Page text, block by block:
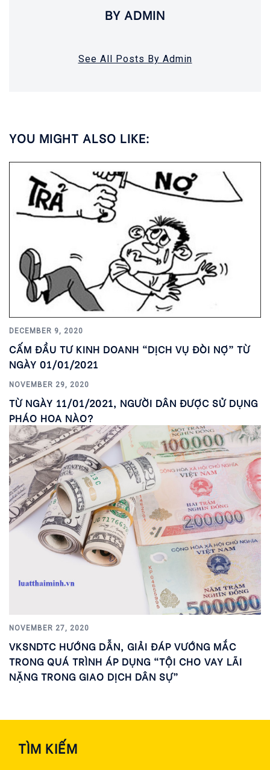
BY ADMIN
See All Posts By Admin
YOU MIGHT ALSO LIKE:
DECEMBER 9, 2020
CẤM ĐẦU TƯ KINH DOANH “DỊCH VỤ ĐÒI NỢ” TỪ
NGÀY 01/01/2021
NOVEMBER 29, 2020
TỪ NGÀY 11/01/2021, NGƯỜI DÂN ĐƯỢC SỬ DỤNG
PHÁO HOA NÀO?
NOVEMBER 27, 2020
VKSNDTC HƯỚNG DẪN, GIẢI ĐÁP VƯỚNG MẮC
TRONG QUÁ TRÌNH ÁP DỤNG “TỘI CHO VAY LÃI
NẶNG TRONG GIAO DỊCH DÂN SỰ”
TÌM KIẾM